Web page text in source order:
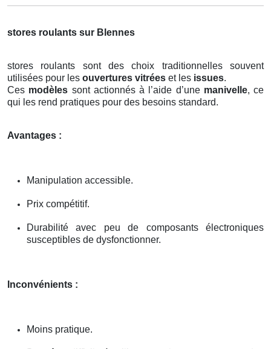
stores roulants sur Blennes
stores roulants sont des choix traditionnelles souvent
utilisées pour les ouvertures vitrées et les issues.
Ces modèles sont actionnés à l’aide d’une manivelle, ce
qui les rend pratiques pour des besoins standard.
Avantages :
Manipulation accessible.
Prix compétitif.
Durabilité avec peu de composants électroniques
susceptibles de dysfonctionner.
Inconvénients :
Moins pratique.